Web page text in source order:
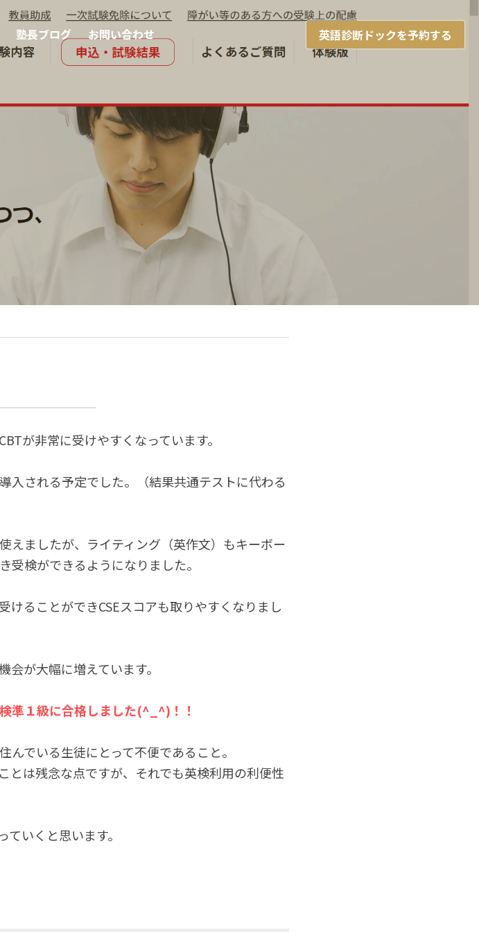
塾長ブログ お問い合わせ 英語診断ドックを予約する
が非常に受けやすくなっています。
入される予定でした。（結果共通テストに代わる
えましたが、ライティング（英作文）もキーボー
受検ができるようになりました。
けることができCSEスコアも取りやすくなりまし
が大幅に増えています。
準１級に合格しました(^_^)！！
でいる生徒にとって不便であること。
とは残念な点ですが、それでも英検利用の利便性
いくと思います。